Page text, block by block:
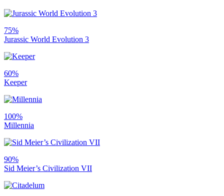
75%
Jurassic World Evolution 3
60%
Keeper
100%
Millennia
90%
Sid Meier’s Civilization VII